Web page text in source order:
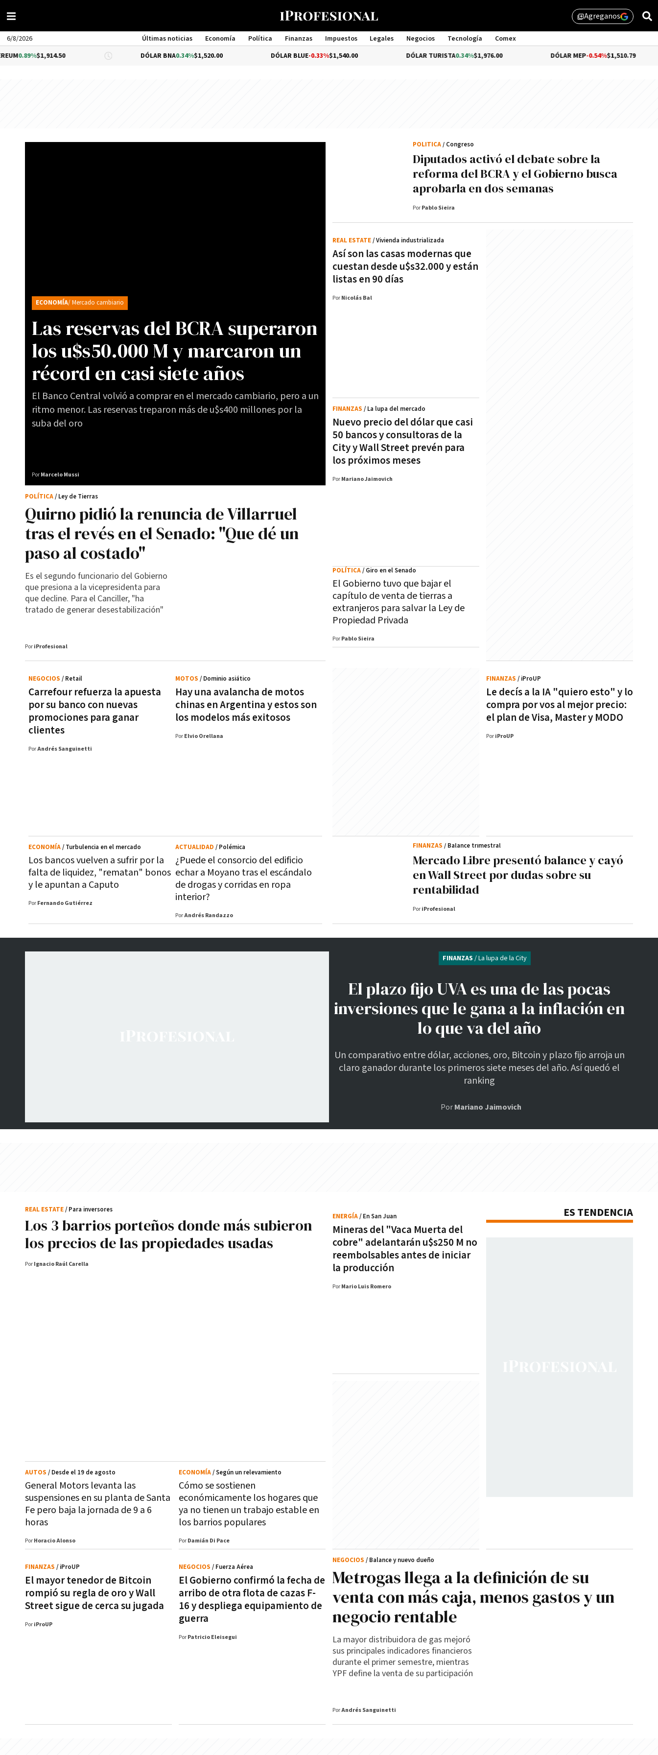
library_addAgreganos
6/8/2026 Últimas noticias Economía Política Finanzas Impuestos Legales Negocios Tecnología
Comex
Management
$1,914.50 DÓLAR BNA0.34%$1,520.00 DÓLAR BLUE-0.33%$1,540.00 DÓLAR TURISTA 0.34%$1,976.00 DÓLAR MEP-0.54%$1,510.79
Las reservas del BCRA superaron
los u$s50.000 M y marcaron un
récord en casi siete años
El Banco Central volvió a comprar en el mercado cambiario, pero a un
ritmo menor. Las reservas treparon más de u$s400 millones por la
suba del oro
ECONOMÍA/ Mercado cambiario
Por Marcelo Mussi
Quirno pidió la renuncia de Villarruel
tras el revés en el Senado: "Que dé un
paso al costado"
Es el segundo funcionario del Gobierno
que presiona a la vicepresidenta para
que decline. Para el Canciller, "ha
tratado de generar desestabilización"
POLÍTICA/ Ley de Tierras
Por iProfesional
Así son las casas modernas que
cuestan desde u$s32.000 y están
listas en 90 días
REAL ESTATE/ Vivienda industrializada
Por Nicolás Bal
Nuevo precio del dólar que casi
50 bancos y consultoras de la
City y Wall Street prevén para
los próximos meses
FINANZAS / La lupa del mercado
Por Mariano Jaimovich
El Gobierno tuvo que bajar el
capítulo de venta de tierras a
extranjeros para salvar la Ley de
Propiedad Privada
POLÍTICA/ Giro en el Senado
Por Pablo Sieira
Diputados activó el debate sobre la
reforma del BCRA y el Gobierno busca
aprobarla en dos semanas
POLÍTICA/ Congreso
Por Pablo Sieira
Carrefour refuerza la apuesta
por su banco con nuevas
promociones para ganar
clientes
NEGOCIOS / Retail
PorAndrés Sanguinetti
Hay una avalancha de motos
chinas en Argentina y estos son
los modelos más exitosos
MOTOS / Dominio asiático
Por Elvio Orellana
Los bancos vuelven a sufrir por la
falta de liquidez, "rematan" bonos
y le apuntan a Caputo
ECONOMÍA/ Turbulencia en el mercado
Por Fernando Gutiérrez
¿Puede el consorcio del edificio
echar a Moyano tras el escándalo
de drogas y corridas en ropa
interior?
ACTUALIDAD / Polémica
PorAndrés Randazzo
Le decís a la IA "quiero esto" y lo
compra por vos al mejor precio:
el plan de Visa, Master y MODO
FINANZAS / iProUP
Por iProUP
Mercado Libre presentó balance y cayó
en Wall Street por dudas sobre su
rentabilidad
FINANZAS / Balance trimestral
Por iProfesional
El plazo fijo UVA es una de las pocas
inversiones que le gana a la inflación en
lo que va del año
FINANZAS / La lupa de la City
Un comparativo entre dólar, acciones, oro, Bitcoin y plazo fijo arroja un
claro ganador durante los primeros siete meses del año. Así quedó el
ranking
PorMariano Jaimovich
Los 3 barrios porteños donde más subieron
los precios de las propiedades usadas
REAL ESTATE/ Para inversores
Por Ignacio Raúl Carella
General Motors levanta las
suspensiones en su planta de Santa
Fe pero baja la jornada de 9 a 6
horas
AUTOS / Desde el 19 de agosto
Por Horacio Alonso
Cómo se sostienen
económicamente los hogares que
ya no tienen un trabajo estable en
los barrios populares
ECONOMÍA/ Según un relevamiento
Por Damián Di Pace
Mineras del "Vaca Muerta del
cobre" adelantarán u$s250 M no
reembolsables antes de iniciar
la producción
ENERGÍA/ En San Juan
Por Mario Luis Romero
ES TENDENCIA
El mayor tenedor de Bitcoin
rompió su regla de oro y Wall
Street sigue de cerca su jugada
FINANZAS / iProUP
Por iProUP
El Gobierno confirmó la fecha de
arribo de otra flota de cazas F-
16 y despliega equipamiento de
guerra
NEGOCIOS / Fuerza Aérea
Por Patricio Eleisegui
Metrogas llega a la definición de su
venta con más caja, menos gastos y un
negocio rentable
La mayor distribuidora de gas mejoró
sus principales indicadores financieros
durante el primer semestre, mientras
YPF define la venta de su participación
NEGOCIOS / Balance y nuevo dueño
PorAndrés Sanguinetti